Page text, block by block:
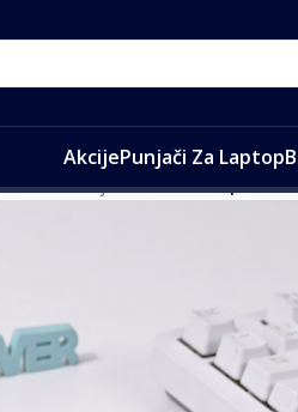
AkcijePunjači Za Laptop
baterije/Power bank